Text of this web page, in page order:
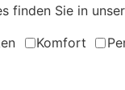
finden Sie in
Komfort